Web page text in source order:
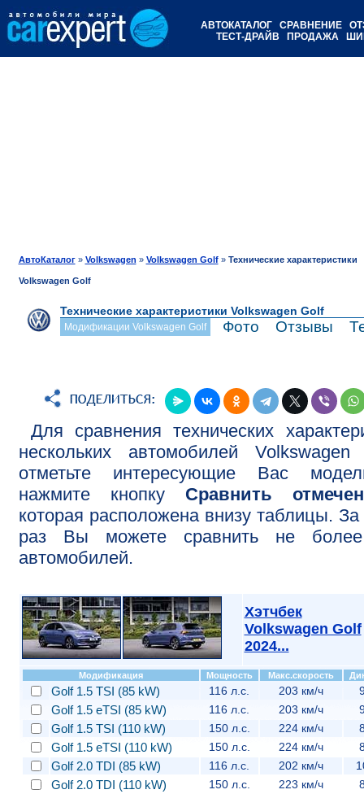
АВТОКАТАЛОГ СРАВНЕНИЕ
ТЕСТ-ДРАЙВ
ПРОДАЖА
АвтоКаталог» Volkswagen » Volkswagen Golf» Технические характеристики
Volkswagen Golf
Технические характеристики Volkswagen Golf
Модификации Volkswagen Golf Фото Отзывы
Для сравнения технических
нескольких автомобилей Volkswagen
отметьте интересующие Вас
нажмите кнопку Сравнить
которая расположена внизу таблицы.
раз Вы можете сравнить не
автомобилей.
Хэтчбек
Volkswagen Golf
2024...
Модификация Мощность Макс.скорость
Golf 1.5 TSI (85 kW) 116 л.с. 203 км/ч
Golf 1.5 eTSI (85 kW) 116 л.с. 203 км/ч
Golf 1.5 TSI (110 kW) 150 л.с. 224 км/ч
Golf 1.5 eTSI (110 kW) 150 л.с. 224 км/ч
Golf 2.0 TDI (85 kW) 116 л.с. 202 км/ч
Golf 2.0 TDI (110 kW) 150 л.с. 223 км/ч